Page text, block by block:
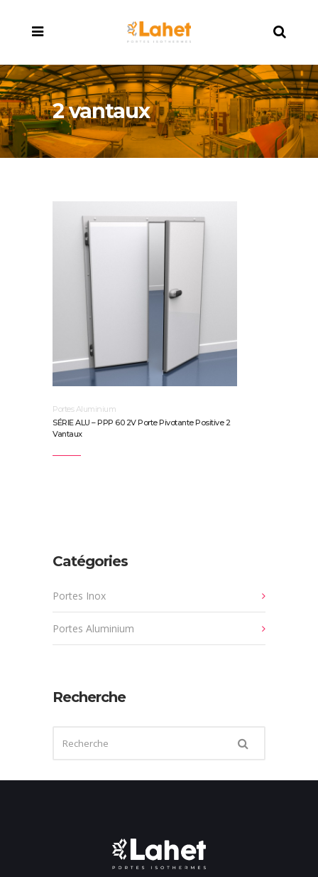
2 vantaux
Portes Aluminium
SÉRIE ALU – PPP 60 2V Porte Pivotante Positive 2
Vantaux
Catégories
Portes Inox
Portes Aluminium
Recherche